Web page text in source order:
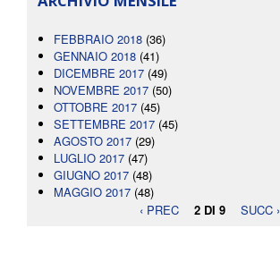
FEBBRAIO 2018 (36)
GENNAIO 2018 (41)
DICEMBRE 2017 (49)
NOVEMBRE 2017 (50)
OTTOBRE 2017 (45)
SETTEMBRE 2017 (45)
AGOSTO 2017 (29)
LUGLIO 2017 (47)
GIUGNO 2017 (48)
MAGGIO 2017 (48)
‹ PREC
2 DI 9 SUCC ›